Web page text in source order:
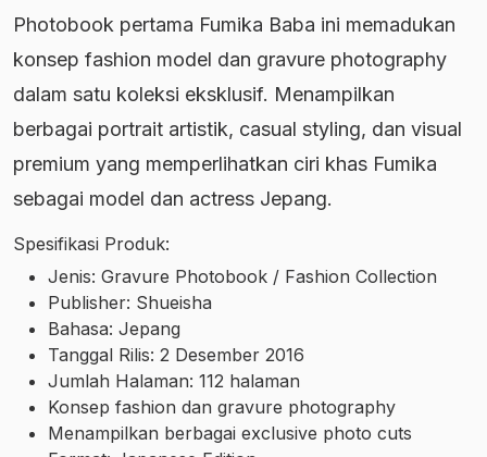
Photobook pertama Fumika Baba ini memadukan
konsep fashion model dan gravure photography
dalam satu koleksi eksklusif. Menampilkan
berbagai portrait artistik, casual styling, dan visual
premium yang memperlihatkan ciri khas Fumika
sebagai model dan actress Jepang.
Spesifikasi Produk:
Jenis: Gravure Photobook / Fashion Collection
Publisher: Shueisha
Bahasa: Jepang
Tanggal Rilis: 2 Desember 2016
Jumlah Halaman: 112 halaman
Konsep fashion dan gravure photography
Menampilkan berbagai exclusive photo cuts